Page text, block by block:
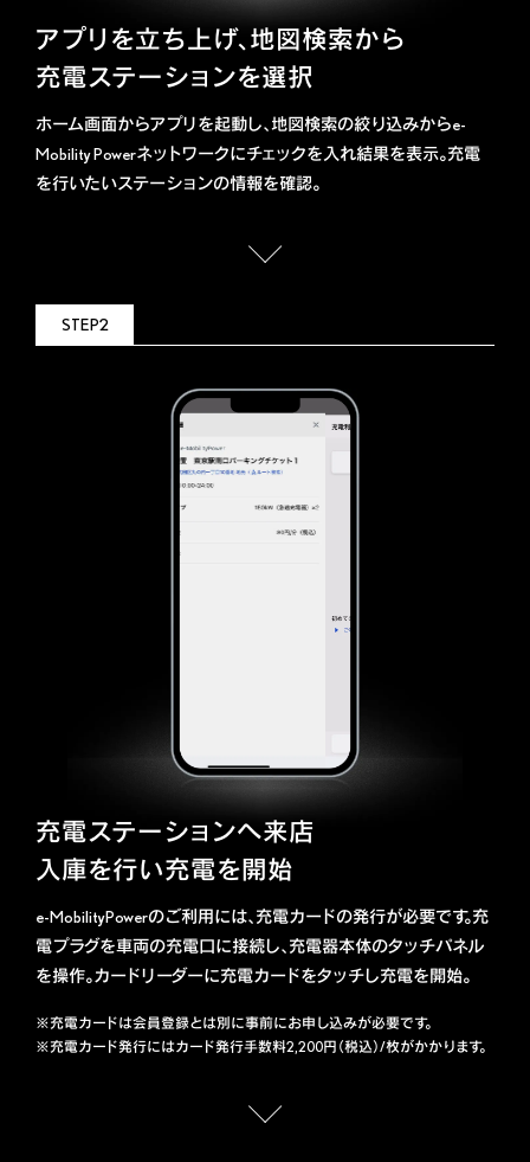
アプリを立ち上げ、地図検索から
充電ステーションを選択
ホーム画面からアプリを起動し、地図検索の絞り込みからe-
Mobility Powerネットワークにチェックを入れ結果を表示。充電
を行いたいステーションの情報を確認。
STEP2
充電ステーションへ来店
入庫を行い充電を開始
e-MobilityPowerのご利用には、充電カードの発行が必要です。充
電プラグを車両の充電口に接続し、充電器本体のタッチパネル
を操作。カードリーダーに充電カードをタッチし充電を開始。
​※充電カードは会員登録とは別に事前にお申し込みが必要です。​
※充電カード発行にはカード発行手数料2,200円（税込）/枚がかかります。​